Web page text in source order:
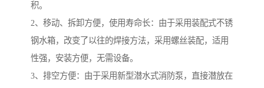
积。
2、移动、拆卸方便，使用寿命长：由于采用装配式不锈
钢水箱，改变了以往的焊接方法，采用螺丝装配，适用
性强，安装方便，无需设备。
3、排空方便：由于采用新型潜水式消防泵，直接潜放在